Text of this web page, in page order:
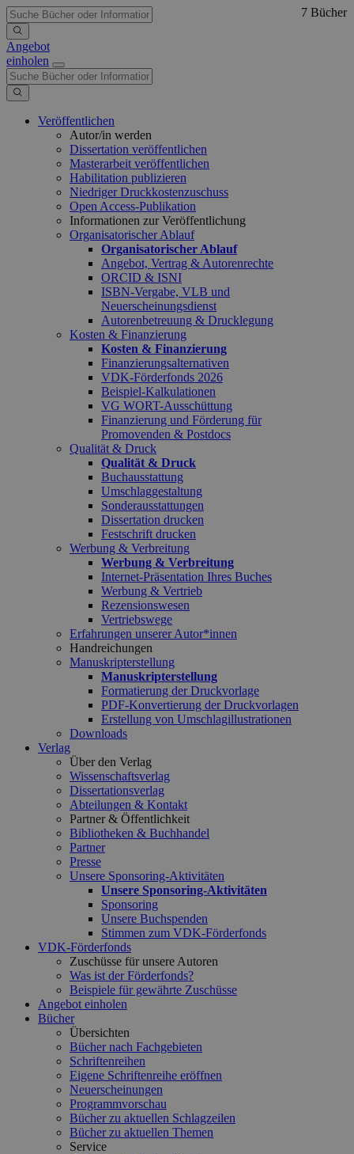
Angebot
einholen
Veröffentlichen
Autor/in werden
Dissertation veröffentlichen
Masterarbeit veröffentlichen
Habilitation publizieren
Niedriger Druckkostenzuschuss
Open Access-Publikation
Informationen zur Veröffentlichung
Organisatorischer Ablauf
Organisatorischer Ablauf
Angebot, Vertrag & Autorenrechte
ORCID & ISNI
ISBN-Vergabe, VLB und
Neuerscheinungsdienst
Autorenbetreuung & Drucklegung
Kosten & Finanzierung
Kosten & Finanzierung
Finanzierungsalternativen
VDK-Förderfonds 2026
Beispiel-Kalkulationen
VG WORT-Ausschüttung
Finanzierung und Förderung für
Promovenden & Postdocs
Qualität & Druck
Qualität & Druck
Buchausstattung
Umschlaggestaltung
Sonderausstattungen
Dissertation drucken
Festschrift drucken
Werbung & Verbreitung
Werbung & Verbreitung
Internet-Präsentation Ihres Buches
Werbung & Vertrieb
Rezensionswesen
Vertriebswege
Erfahrungen unserer Autor*innen
Handreichungen
Manuskripterstellung
Manuskripterstellung
Formatierung der Druckvorlage
PDF-Konvertierung der Druckvorlagen
Erstellung von Umschlagillustrationen
Downloads
Verlag
Über den Verlag
Wissenschaftsverlag
Dissertationsverlag
Abteilungen & Kontakt
Partner & Öffentlichkeit
Bibliotheken & Buchhandel
Partner
Presse
Unsere Sponsoring-Aktivitäten
Unsere Sponsoring-Aktivitäten
Sponsoring
Unsere Buchspenden
Stimmen zum VDK-Förderfonds
VDK-Förderfonds
Zuschüsse für unsere Autoren
Was ist der Förderfonds?
Beispiele für gewährte Zuschüsse
Angebot einholen
Bücher
Übersichten
Bücher nach Fachgebieten
Schriftenreihen
Eigene Schriftenreihe eröffnen
Neuerscheinungen
Programmvorschau
Bücher zu aktuellen Schlagzeilen
Bücher zu aktuellen Themen
Service
7 Bücher